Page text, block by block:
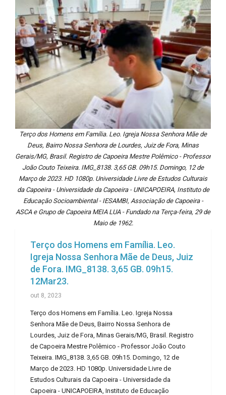
Terço dos Homens em Família. Leo. Igreja Nossa Senhora Mãe de
Deus, Bairro Nossa Senhora de Lourdes, Juiz de Fora, Minas
Gerais/MG, Brasil. Registro de Capoeira Mestre Polêmico - Professor
João Couto Teixeira. IMG_8138. 3,65 GB. 09h15. Domingo, 12 de
Março de 2023. HD 1080p. Universidade Livre de Estudos Culturais
da Capoeira - Universidade da Capoeira - UNICAPOEIRA, Instituto de
Educação Socioambiental - IESAMBI, Associação de Capoeira -
ASCA e Grupo de Capoeira MEIA LUA - Fundado na Terça-feira, 29 de
Maio de 1962.
Terço dos Homens em Família. Leo.
Igreja Nossa Senhora Mãe de Deus, Juiz
de Fora. IMG_8138. 3,65 GB. 09h15.
12Mar23.
out 8, 2023
Terço dos Homens em Família. Leo. Igreja Nossa
Senhora Mãe de Deus, Bairro Nossa Senhora de
Lourdes, Juiz de Fora, Minas Gerais/MG, Brasil. Registro
de Capoeira Mestre Polêmico - Professor João Couto
Teixeira. IMG_8138. 3,65 GB. 09h15. Domingo, 12 de
Março de 2023. HD 1080p. Universidade Livre de
Estudos Culturais da Capoeira - Universidade da
Capoeira - UNICAPOEIRA, Instituto de Educação